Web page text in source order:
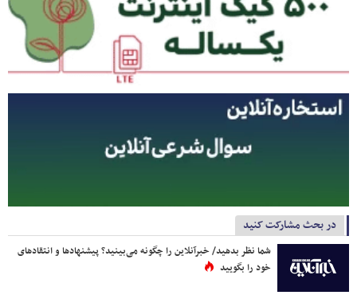
در بحث مشارکت کنید
شما نظر بدهید/ خبرآنلاین را چگونه می‌بینید؟ پیشنهادها و انتقادهای
خود را بگویید